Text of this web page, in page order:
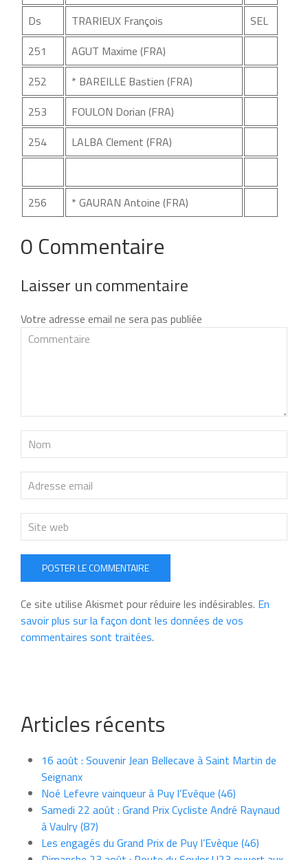
Ds
TRARIEUX François
SEL
251
AGUT Maxime (FRA)
252
* BAREILLE Bastien (FRA)
253
FOULON Dorian (FRA)
254
LALBA Clement (FRA)
256 * GAURAN Antoine (FRA)
0 Commentaire
Laisser un commentaire
Votre adresse email ne sera pas publiée
POSTER LE COMMENTAIRE
Ce site utilise Akismet pour réduire les indésirables. En
savoir plus sur la façon dont les données de vos
commentaires sont traitées.
Articles récents
16 août : Souvenir Jean Bellecave à Saint Martin de
Seignanx
Noé Lefevre vainqueur à Puy l’Evêque (46)
Samedi 22 août : Grand Prix Cycliste André Raynaud
à Vaulry (87)
Les engagés du Grand Prix de Puy l’Evèque (46)